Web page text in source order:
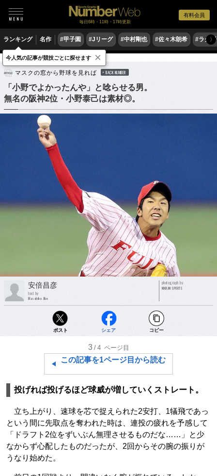
有料会員
毎日6時・11時・17時更新
ランキング 名作 #甲子園 #Jリーグ #中村剛也 #佐々木朗希 #ラグ〉
野球 プロ野球 ドラフト会議
マスクの窓から野球を見れば BACK NUMBER
「小野でよかったんや」と唸らせる男。
無名の阪神2位・小野泰己は素材◎。
安倍昌彦
text by
Masahiko Abe
photograph by
NIKKAN SPORTS
ポスト シェア コピー
3 /4 ページ目
この記事を1ページ目から読む
投げれば投げるほど球威が増していくストレート。
立ち上がり、速球を芯で捉えられた2安打、1犠飛であっ
という間に先取点を奪われた時は、連投の疲れを予感して
「ドラフト2位をずいぶん無理させるものだな……」と少
なからず心配したものだったが、2回からその腕の振りが
うなり始めた。
今人気の記事が競技ごとに探せます ×